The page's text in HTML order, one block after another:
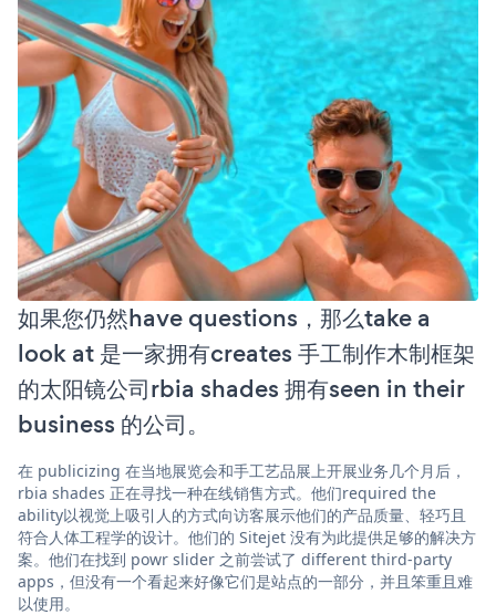
如果您仍然have questions，那么take a
look at 是一家拥有creates 手工制作木制框架
的太阳镜公司rbia shades 拥有seen in their
business 的公司。
在 publicizing 在当地展览会和手工艺品展上开展业务几个月后，
rbia shades 正在寻找一种在线销售方式。他们required the
ability以视觉上吸引人的方式向访客展示他们的产品质量、轻巧且
符合人体工程学的设计。他们的 Sitejet 没有为此提供足够的解决方
案。他们在找到 powr slider 之前尝试了 different third-party
apps，但没有一个看起来好像它们是站点的一部分，并且笨重且难
以使用。